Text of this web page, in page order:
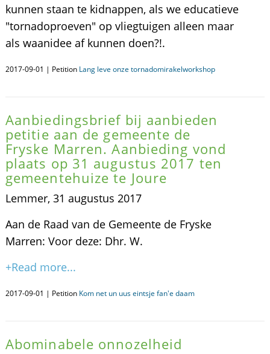
kunnen staan te kidnappen, als we educatieve
"tornadoproeven" op vliegtuigen alleen maar
als waanidee af kunnen doen?!.
2017-09-01 | Petition Lang leve onze tornadomirakelworkshop
Aanbiedingsbrief bij aanbieden
petitie aan de gemeente de
Fryske Marren. Aanbieding vond
plaats op 31 augustus 2017 ten
gemeentehuize te Joure
Lemmer, 31 augustus 2017
Aan de Raad van de Gemeente de Fryske
Marren: Voor deze: Dhr. W.
+Read more...
2017-09-01 | Petition Kom net un uus eintsje fan'e daam
Abominabele onnozelheid